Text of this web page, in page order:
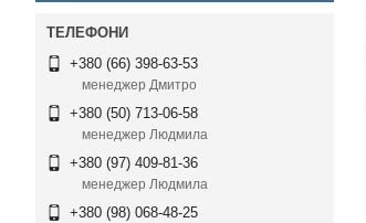
+380 (66) 398-63-53
менеджер Дмитро
+380 (50) 713-06-58
менеджер Людмила
+380 (97) 409-81-36
менеджер Людмила
+380 (98) 068-48-25